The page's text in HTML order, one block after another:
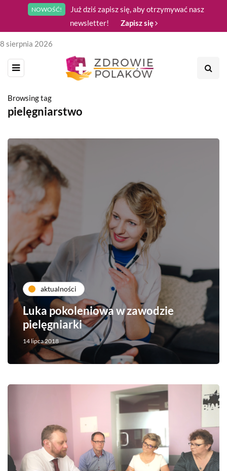
NOWOŚĆ!
Już dziś zapisz się, aby otrzymywać nasz
newsletter!
Zapisz się
8 sierpnia 2026
Browsing tag
pielęgniarstwo
aktualności
Luka pokoleniowa w zawodzie
pielęgniarki
14 lipca 2018